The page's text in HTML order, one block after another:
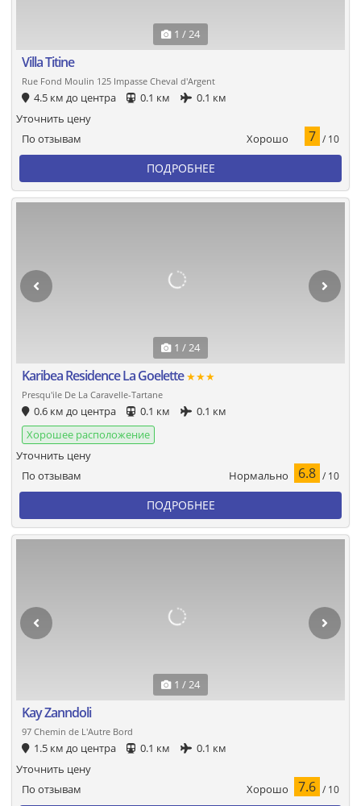
1 / 24
Villa Titine
Rue Fond Moulin 125 Impasse Cheval d'Argent
4.5 км до центра 0.1 км 0.1 км
По отзывам Хорошо 7 / 10
Уточнить цену
ПОДРОБНЕЕ
1 / 24
Karibea Residence La Goelette★★★
Presqu'ile De La Caravelle-Tartane
0.6 км до центра 0.1 км
0.1 км
Хорошее расположение
По отзывам Нормально 6.8 / 10
Уточнить цену
ПОДРОБНЕЕ
1 / 24
Kay Zanndoli
97 Chemin de L'Autre Bord
1.5 км до центра 0.1 км 0.1 км
По отзывам Хорошо 7.6 / 10
Уточнить цену